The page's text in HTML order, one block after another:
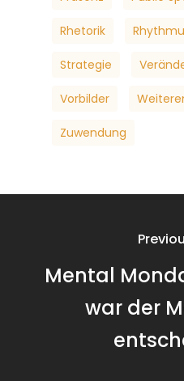
Rhetorik
Strategie
Vorbilder
Zuwendung
Mental
war der